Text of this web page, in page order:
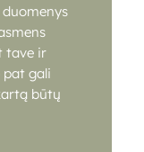
tave ir
pat gali
būtų